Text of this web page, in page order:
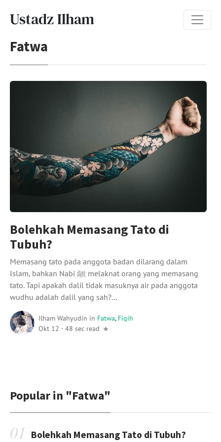
Ustadz Ilham
Fatwa
Bolehkah Memasang Tato di
Tubuh?
Memasang tato pada anggota badan dilarang dalam
Islam, bahkan Nabi ﷺ melaknat orang yang memasang
tato. Tapi apakah dalil tidak masuknya air pada anggota
wudhu adalah dalil yang sah?...
Ilham Wahyudin in Fatwa, Fiqih
Okt 12 · 48 sec read
Popular in "Fatwa"
Bolehkah Memasang Tato di Tubuh?